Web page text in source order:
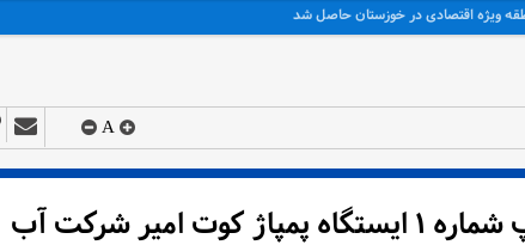
حوضه مارون و جراحی
A
تعویض الکتروموتور پمپ شماره ۱ ایستگاه پمپاژ کوت امیر شرکت آب